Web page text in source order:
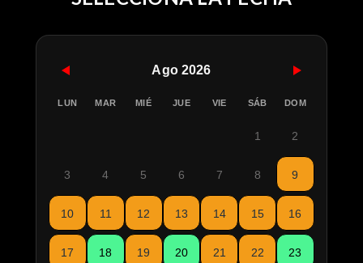
Ago 2026
LUN MAR MIÉ JUE VIE SÁB DOM
1 2
3 4 5 6 7 8 9
10 11 12 13 14 15 16
17 18 19 20 21 22 23